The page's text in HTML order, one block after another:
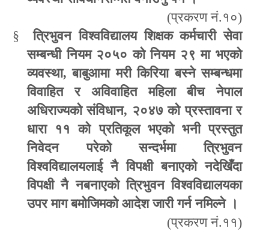
(प्रकरण नं.१०)
§
त्रिभुवन विश्वविद्यालय शिक्षक कर्मचारी सेवा
सम्बन्धी नियम २०५० को नियम २९ मा भएको
व्यवस्था,बाबुआमा मरी किरिया बस्ने सम्बन्धमा
विवाहित र अविवाहित महिला बीच नेपाल
अधिराज्यको संविधान, २०४७ को प्रस्तावना र
धारा ११ को प्रतिकूल भएको भनी प्रस्तुत
निवेदन परेको सन्दर्भमा त्रिभुवन
विश्वविद्यालयलाई नै विपक्षी बनाएको नदेखिँदा
विपक्षी नै नबनाएको त्रिभुवन विश्वविद्यालयका
उपर माग बमोजिमको आदेश जारी गर्न नमिल्ने ।
(प्रकरण नं.११)